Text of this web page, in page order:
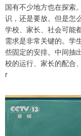
国有不少地方也在探索
识，还是要放。但是怎
学校、家长、社会可能
需求是非常关键的。学
些固定的安排。中间抽
校的运行、家长的配合
r